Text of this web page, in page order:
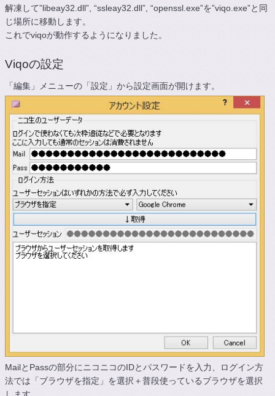
解凍して”libeay32.dll”, “ssleay32.dll”, “openssl.exe”を”viqo.exe”と同
じ場所に移動します。
これでviqoが動作するようになりました。
Viqoの設定
「編集」メニューの「設定」から設定画面が開けます。
MailとPassの部分にニコニコのIDとパスワードを入力、ログイン方
法では「ブラウザを指定」を選択＋普段使っているブラウザを選択
します。